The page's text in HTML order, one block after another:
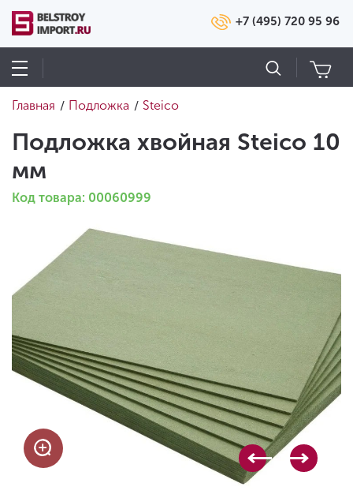
+7 (495) 720 95 96
Главная / Подложка / Steico
Подложка хвойная Steico 10
мм
Код товара: 00060999